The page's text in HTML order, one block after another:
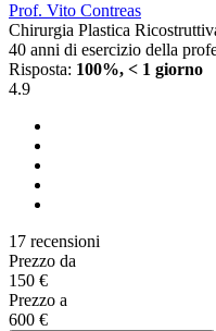
Prof. Vito Contreas
Chirurgia Plastica
40 anni di esercizio della
Risposta: 100%, < 1 giorno
4.9
17 recensioni
Prezzo da
150 €
Prezzo a
600 €